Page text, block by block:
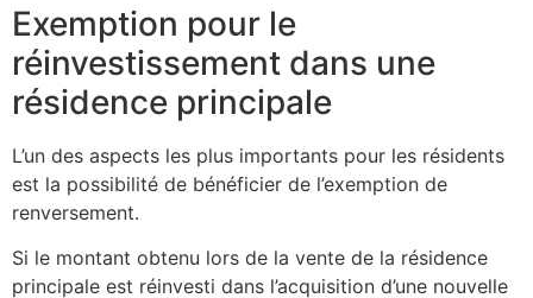
Exemption pour le
réinvestissement dans une
résidence principale
L’un des aspects les plus importants pour les résidents
est la possibilité de bénéficier de l’exemption de
renversement.
Si le montant obtenu lors de la vente de la résidence
principale est réinvesti dans l’acquisition d’une nouvelle